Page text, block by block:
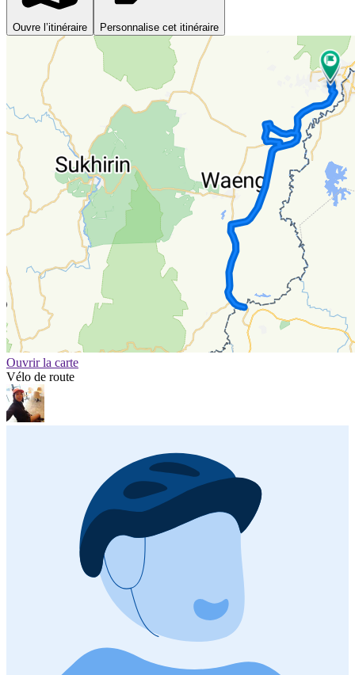
Ouvre l’itinéraire Personnalise cet itinéraire
Ouvrir la carte
Vélo de route